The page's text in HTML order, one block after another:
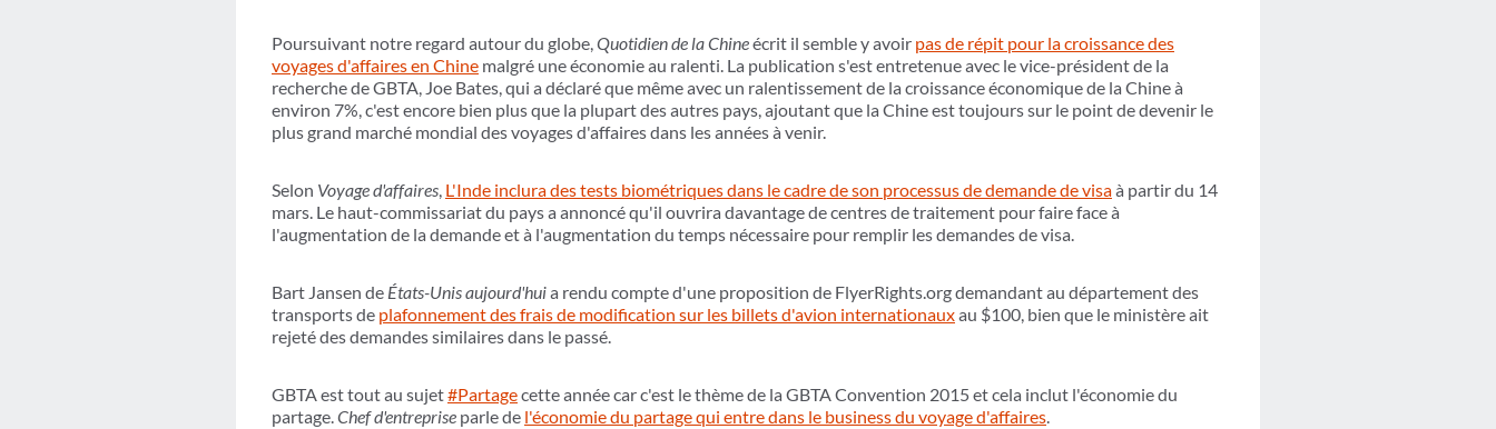
Poursuivant notre regard autour du globe,Quotidien de la Chineécrit il semble y avoir pas de répit pour la croissance des
voyages d'affaires en Chine malgré une économie au ralenti. La publication s'est entretenue avec le vice-président de la
recherche de GBTA, Joe Bates, qui a déclaré que même avec un ralentissement de la croissance économique de la Chine à
environ 7%, c'est encore bien plus que la plupart des autres pays, ajoutant que la Chine est toujours sur le point de devenir le
plus grand marché mondial des voyages d'affaires dans les années à venir.
Selon Voyage d'affaires, L'Inde inclura des tests biométriques dans le cadre de son processus de demande de visaà partir du 14
mars. Le haut-commissariat du pays a annoncé qu'il ouvrira davantage de centres de traitement pour faire face à
l'augmentation de la demande et à l'augmentation du temps nécessaire pour remplir les demandes de visa.
Bart Jansen de États-Unis aujourd'huia rendu compte d'une proposition de FlyerRights.org demandant au département des
transports de plafonnement des frais de modification sur les billets d'avion internationauxau $100, bien que le ministère ait
rejeté des demandes similaires dans le passé.
GBTA est tout au sujet#Partagecette année car c'est le thème de la GBTA Convention 2015 et cela inclut l'économie du
partage.Chef d'entreprise parle de l'économie du partage qui entre dans le business du voyage d'affaires.